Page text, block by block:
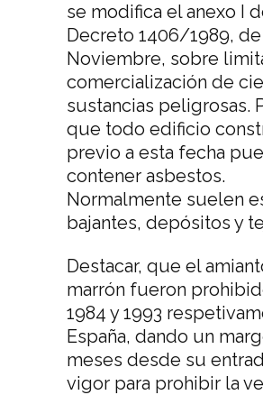
se modifica el anexo I
Decreto 1406/1989,
Noviembre, sobre
comercialización de
sustancias peligrosas.
que todo edificio
previo a esta fecha
contener asbestos.
Normalmente suelen
bajantes, depósitos y
Destacar, que el
marrón fueron
1984 y 1993
España, dando un
meses desde su
vigor para prohibir la